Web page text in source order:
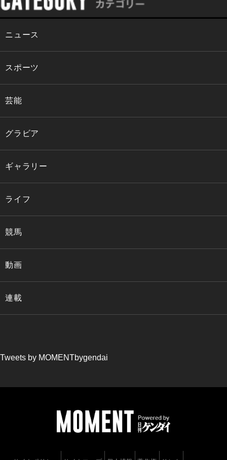
ニュース
スポーツ
芸能
グラビア
ギャラリー
ライフ
競馬
動画
連載
Tweets by MOMENTbygendai